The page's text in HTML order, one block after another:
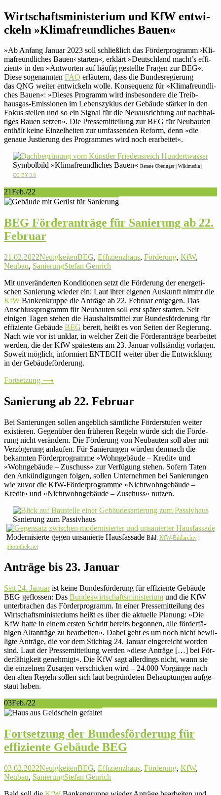
Wirt­schafts­mi­nis­te­rium und KfW ent­wi­
ckeln »Kli­ma­freund­li­ches Bauen«
»Ab Anfang Januar 2023 soll schließ­lich das För­der­pro­gramm ›Kli­
ma­freund­li­ches Bauen‹ starten«, erklärt »Deutsch­land macht’s effi­
zient« in den »Ant­worten auf häufig gestellte Fragen zur BEG«.
Diese soge­nannten FAQ erläu­tern, dass die Bun­des­re­gie­rung
das QNG weiter ent­wi­ckeln wolle. Kon­se­quenz für »Kli­ma­freund­li­
ches Bauen«: »Dieses Pro­gramm wird ins­be­son­dere die Treib­
hausgas-Emis­sionen im Lebens­zy­klus der Gebäude stärker in den
Fokus stellen und so ein Signal für die Neu­aus­rich­tung auf nach­hal­
tiges Bauen setzen«. Die Pres­se­mit­tei­lung zur BEG für Neu­bauten
enthält keine Ein­zel­heiten zur umfas­senden Reform, denn »die
genaue Jus­tie­rung des Pro­grammes wird noch erarbeitet«.
Sym­bol­bild »Kli­ma­freund­li­ches Bauen« Renate Oberinger | Wiki­media |
CC BY 3.0
21Feb./22
BEG För­der­an­träge für Sanie­rung ab 22.
Februar
21.02.2022NeuigkeitenBEG, Effizienzhaus, Förderung, KfW,
Neubau, SanierungStefan Genrich
Mit unver­än­derten Kon­di­tionen setzt die För­de­rung der ener­ge­ti­
schen Sanie­rung wieder ein: Laut ihrer eigenen Aus­kunft nimmt die
KfW Ban­ken­kruppe die Anträge ab 22. Februar ent­gegen. Das
Anschluss­pro­gramm für Neu­bauten soll erst später starten. Seit
einigen Tagen stehen die Haus­halts­mittel zur Bun­des­för­de­rung für
effi­zi­ente Gebäude BEG bereit, heißt es von Seiten der Regie­rung.
Nach wie vor ist unklar, in welcher Zeit die För­der­an­träge bear­beitet
werden, die der KfW spä­tes­tens am 23. Januar voll­ständig vor­lagen.
Soweit möglich, infor­miert ENTECH weiter über die Ent­wick­lung
in der Gebäudeförderung.
Fort­set­zung ⟶
Sanie­rung ab 22. Februar
Bei Sanie­rungen sollen angeb­lich sämt­liche För­der­stufen weiter
exis­tieren. Gegen­über den frü­heren Regeln würde sich die För­de­
rung nicht ver­än­dern. Die För­de­rung von Neu­bauten soll aber mit
Ver­zö­ge­rung anlaufen. Für Sanie­rungen würden demnach die
bekannten För­der­pro­gramme »Wohn­ge­bäude – Kredit« und
»Wohn­ge­bäude – Zuschuss« zur Ver­fü­gung stehen. Sofern Taten
den Ankün­di­gungen folgen, sollen Unter­nehmen bei Sanie­rungen
wie zuvor die KfW-För­der­pro­gramme »Nicht­wohn­ge­bäude –
Kredit« und »Nicht­wohn­ge­bäude – Zuschuss« nutzen.
Sanie­rung zum Passivhaus
Moder­ni­sierte gegen unsa­nierte Haus­fas­sade Bild: KfW-Bild­ar­chiv|
photothek.net
Anträge bis 23. Januar
Seit 24. Januarist keine Bun­des­för­de­rung für effi­zi­ente Gebäude
BEG geflossen: Das Bun­des­wirt­schafts­mi­nis­te­rium und die KfW
unter­bra­chen das För­der­pro­gramm. In einer Pres­se­mit­tei­lung des
Wirt­schafts­mi­nis­te­riums heißt es über die aktu­elle Planung: »Die
KfW hatte in einem ersten Schritt bereits begonnen, alle för­der­fä­
higen Alt­an­träge zu bear­beiten«. Dabei geht es um noch nicht bewil­
ligte Anträge, die vor dem Stichtag 24. Januar ein­ge­reicht worden
sind. Laut der Pres­se­mit­tei­lung werden »diese Anträge […] bei För­
der­fä­hig­keit geneh­migt«. Die KfW sagt aller­dings nicht, wann sie
die ein­zelnen Zusagen ver­schi­cken wird – 24.000 Vor­gänge nach
den alten Regeln sollen sich laut begrün­deten Behaup­tungen auf­ge­
staut haben.
03Feb./22
Fort­set­zung der Bun­des­för­de­rung für
effi­zi­ente Gebäude BEG
03.02.2022NeuigkeitenBEG, Effizienzhaus, Förderung, KfW,
Neubau, SanierungStefan Genrich